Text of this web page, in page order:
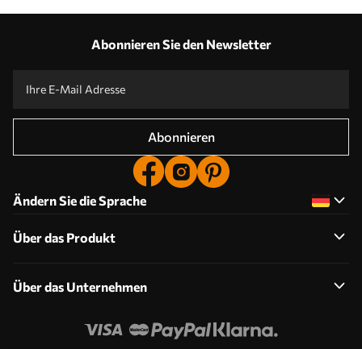
Abonnieren Sie den Newsletter
Abonnieren
Ändern Sie die Sprache
Über das Produkt
Über das Unternehmen